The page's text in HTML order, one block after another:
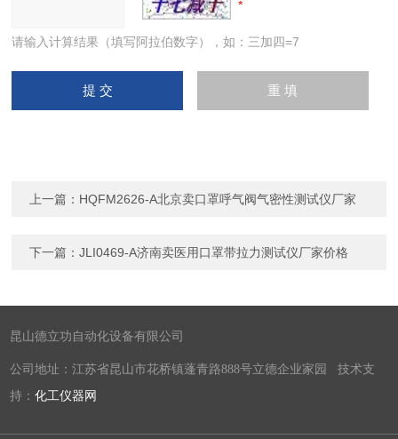
请输入计算结果（填写阿拉伯数字），如：三加四=7
上一篇： HQFM2626-A北京卖口罩呼气阀气密性测试仪厂家
下一篇：JLI0469-A济南卖医用口罩带拉力测试仪厂家价格
昆山德立功自动化设备有限公司
公司地址：江苏省昆山市花桥镇蓬青路888号立德企业家园 技术支
持：化工仪器网